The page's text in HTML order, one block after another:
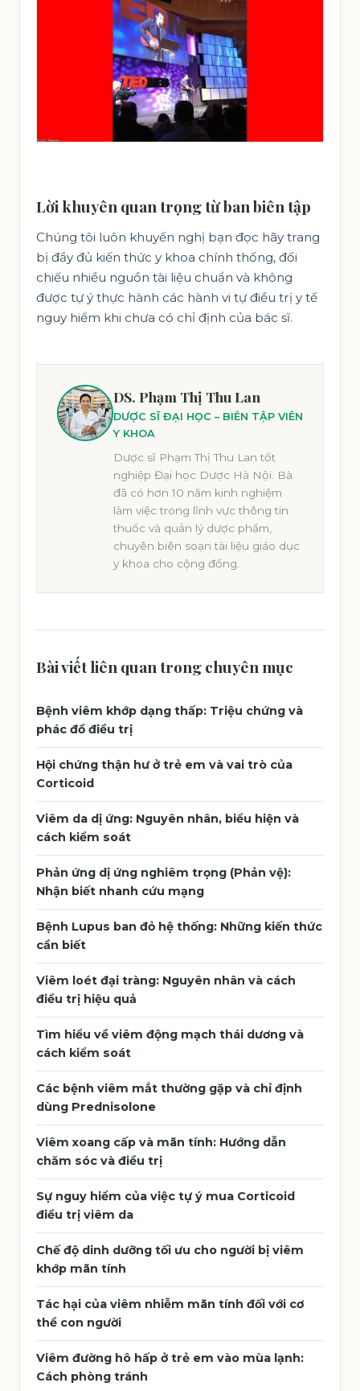
Lời khuyên quan trọng từ ban biên tập
Chúng tôi luôn khuyến nghị bạn đọc hãy trang
bị đầy đủ kiến thức y khoa chính thống, đối
chiếu nhiều nguồn tài liệu chuẩn và không
được tự ý thực hành các hành vi tự điều trị y tế
nguy hiểm khi chưa có chỉ định của bác sĩ.
DS. Phạm Thị Thu Lan
DƯỢC SĨ ĐẠI HỌC – BIÊN TẬP VIÊN
Y KHOA
Dược sĩ Phạm Thị Thu Lan tốt
nghiệp Đại học Dược Hà Nội. Bà
đã có hơn 10 năm kinh nghiệm
làm việc trong lĩnh vực thông tin
thuốc và quản lý dược phẩm,
chuyên biên soạn tài liệu giáo dục
y khoa cho cộng đồng.
Bài viết liên quan trong chuyên mục
Bệnh viêm khớp dạng thấp: Triệu chứng và
phác đồ điều trị
Hội chứng thận hư ở trẻ em và vai trò của
Corticoid
Viêm da dị ứng: Nguyên nhân, biểu hiện và
cách kiểm soát
Phản ứng dị ứng nghiêm trọng (Phản vệ):
Nhận biết nhanh cứu mạng
Bệnh Lupus ban đỏ hệ thống: Những kiến thức
cần biết
Viêm loét đại tràng: Nguyên nhân và cách
điều trị hiệu quả
Tìm hiểu về viêm động mạch thái dương và
cách kiểm soát
Các bệnh viêm mắt thường gặp và chỉ định
dùng Prednisolone
Viêm xoang cấp và mãn tính: Hướng dẫn
chăm sóc và điều trị
Sự nguy hiểm của việc tự ý mua Corticoid
điều trị viêm da
Chế độ dinh dưỡng tối ưu cho người bị viêm
khớp mãn tính
Tác hại của viêm nhiễm mãn tính đối với cơ
thể con người
Viêm đường hô hấp ở trẻ em vào mùa lạnh:
Cách phòng tránh